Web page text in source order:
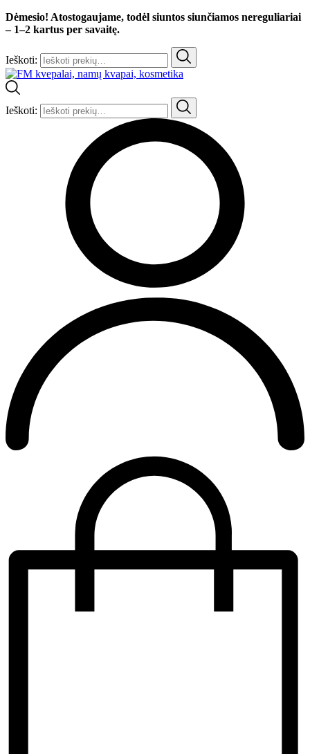
Dėmesio! Atostogaujame, todėl siuntos siunčiamos nereguliariai
– 1–2 kartus per savaitę.
Ieškoti:
Ieškoti: